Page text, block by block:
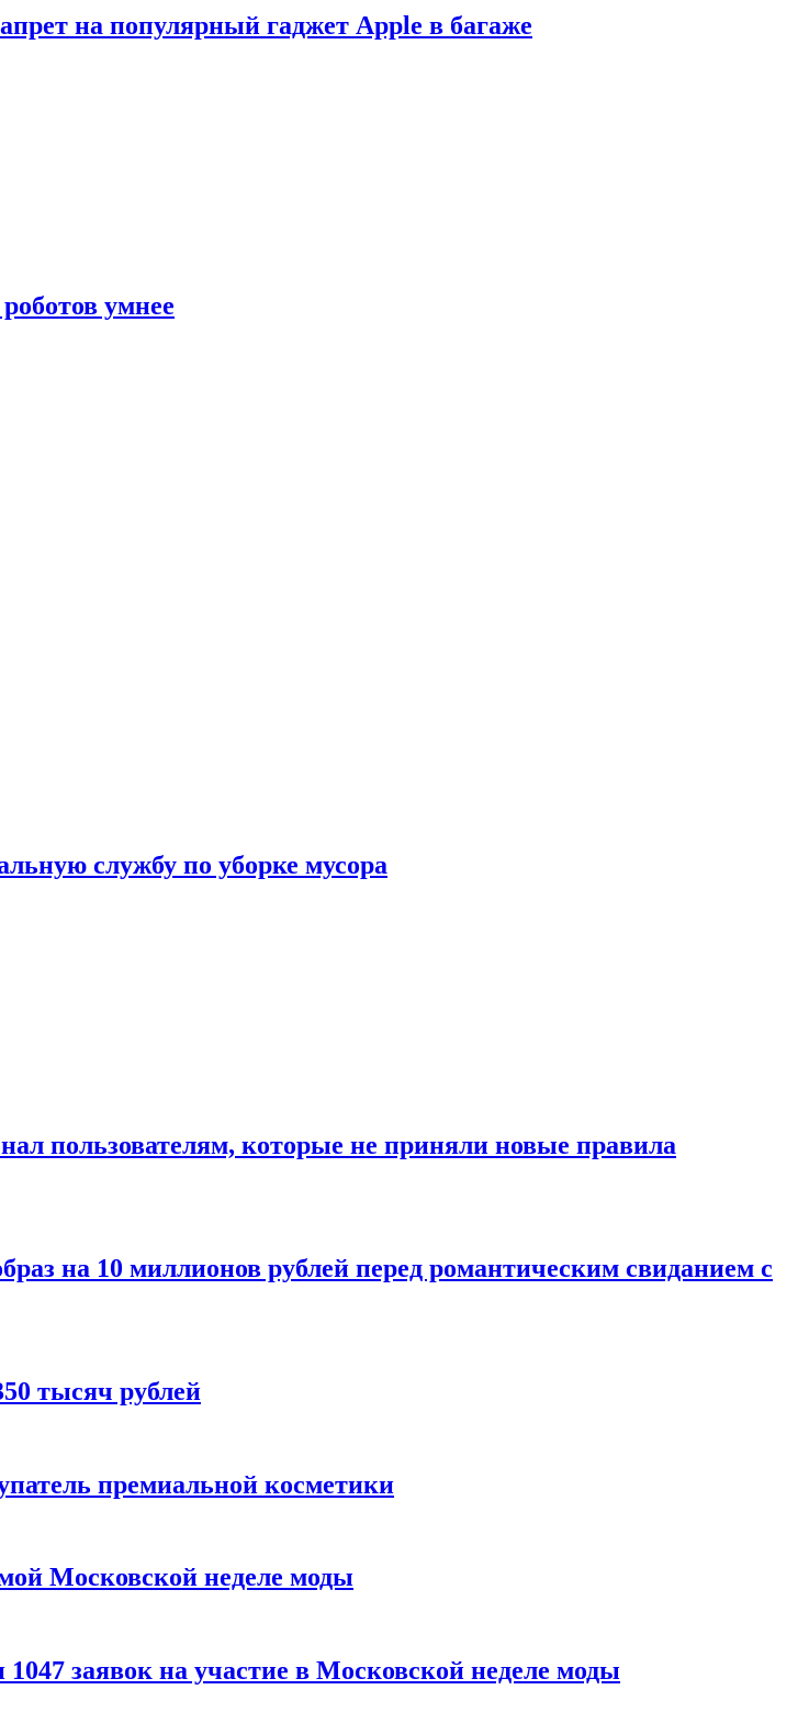
на популярный гаджет Apple в багаже
умнее
службу по уборке мусора
пользователям, которые не приняли новые правила
на 10 миллионов рублей перед романтическим свиданием с
тысяч рублей
премиальной косметики
Московской неделе моды
заявок на участие в Московской неделе моды